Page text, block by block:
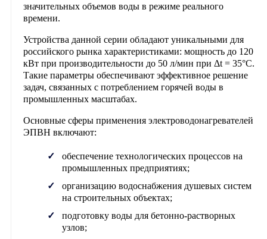
значительных объемов воды в режиме реального
времени.
Устройства данной серии обладают уникальными для
российского рынка характеристиками: мощность до 120
кВт при производительности до 50 л/мин при Δt = 35°C.
Такие параметры обеспечивают эффективное решение
задач, связанных с потреблением горячей воды в
промышленных масштабах.
Основные сферы применения электроводонагревателей
ЭПВН включают:
обеспечение технологических процессов на
промышленных предприятиях;
организацию водоснабжения душевых систем
на строительных объектах;
подготовку воды для бетонно-растворных
узлов;